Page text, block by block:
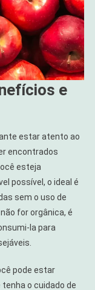
e
estar atento ao
encontrados
esteja
possível, o ideal é
sem o uso de
for orgânica, é
la para
pode estar
o cuidado de